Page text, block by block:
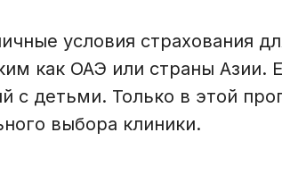
условия страхования
как ОАЭ или страны Азии.
с детьми. Только в этой
выбора клиники.